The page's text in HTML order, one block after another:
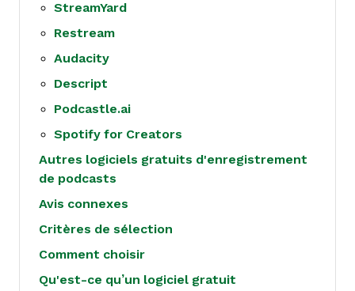
StreamYard
Restream
Audacity
Descript
Podcastle.ai
Spotify for Creators
Autres logiciels gratuits d'enregistrement
de podcasts
Avis connexes
Critères de sélection
Comment choisir
Qu'est-ce qu’un logiciel gratuit